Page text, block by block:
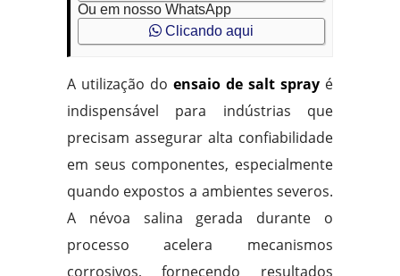
Ou em nosso WhatsApp
Clicando aqui
A utilização do ensaio de salt spray é
indispensável para indústrias que
precisam assegurar alta confiabilidade
em seus componentes, especialmente
quando expostos a ambientes severos.
A névoa salina gerada durante o
processo acelera mecanismos
corrosivos, fornecendo resultados